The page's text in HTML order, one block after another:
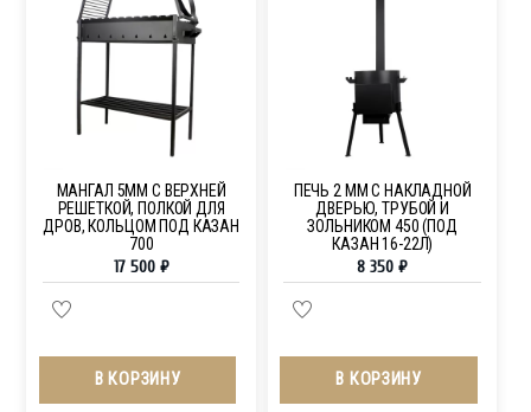
МАНГАЛ 5ММ С ВЕРХНЕЙ
РЕШЕТКОЙ, ПОЛКОЙ ДЛЯ
ДРОВ, КОЛЬЦОМ ПОД КАЗАН
700
17 500 ₽
В КОРЗИНУ
ПЕЧЬ 2 ММ С НАКЛАДНОЙ
ДВЕРЬЮ, ТРУБОЙ И
ЗОЛЬНИКОМ 450 (ПОД
КАЗАН 16-22Л)
8 350₽
В КОРЗИНУ